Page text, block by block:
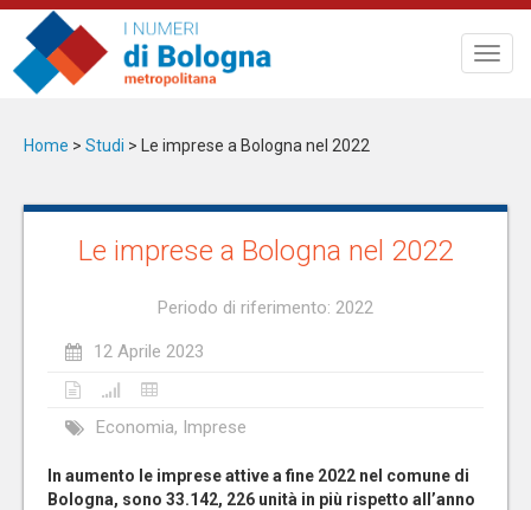
Salta
contenuto
principale
Home > Studi > Le imprese a Bologna nel 2022
Le imprese a Bologna nel 2022
Periodo di riferimento: 2022
12 Aprile 2023
Economia, Imprese
In aumento le imprese attive a fine 2022 nel comune di
Bologna, sono 33.142, 226 unità in più rispetto all’anno